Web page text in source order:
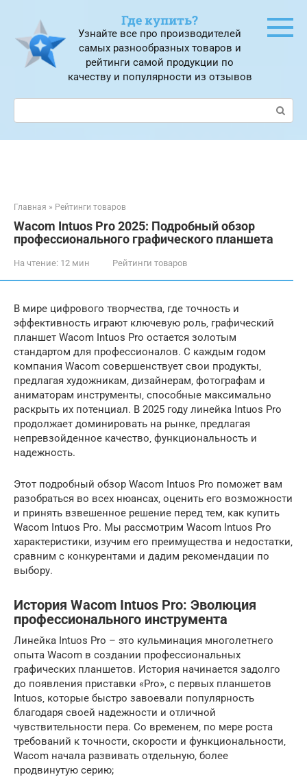
контенту
Где купить?
Узнайте все про производителей
самых разнообразных товаров и
рейтинги самой продукции по
качеству и популярности из отзывов
Поиск:
Главная » Рейтинги товаров
Wacom Intuos Pro 2025: Подробный обзор
профессионального графического планшета
На чтение: 12 мин Рейтинги товаров
В мире цифрового творчества‚ где точность и
эффективность играют ключевую роль‚ графический
планшет Wacom Intuos Pro остается золотым
стандартом для профессионалов. С каждым годом
компания Wacom совершенствует свои продукты‚
предлагая художникам‚ дизайнерам‚ фотографам и
аниматорам инструменты‚ способные максимально
раскрыть их потенциал. В 2025 году линейка Intuos Pro
продолжает доминировать на рынке‚ предлагая
непревзойденное качество‚ функциональность и
надежность.
Этот подробный обзор Wacom Intuos Pro поможет вам
разобраться во всех нюансах‚ оценить его возможности
и принять взвешенное решение перед тем‚ как купить
Wacom Intuos Pro. Мы рассмотрим Wacom Intuos Pro
характеристики‚ изучим его преимущества и недостатки‚
сравним с конкурентами и дадим рекомендации по
выбору.
История Wacom Intuos Pro: Эволюция
профессионального инструмента
Линейка Intuos Pro – это кульминация многолетнего
опыта Wacom в создании профессиональных
графических планшетов. История начинается задолго
до появления приставки «Pro»‚ с первых планшетов
Intuos‚ которые быстро завоевали популярность
благодаря своей надежности и отличной
чувствительности пера. Со временем‚ по мере роста
требований к точности‚ скорости и функциональности‚
Wacom начала развивать отдельную‚ более
продвинутую серию;